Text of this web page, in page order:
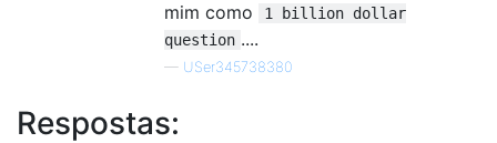
mim como
1 billion dollar
question ....
— USer345738380
Respostas: